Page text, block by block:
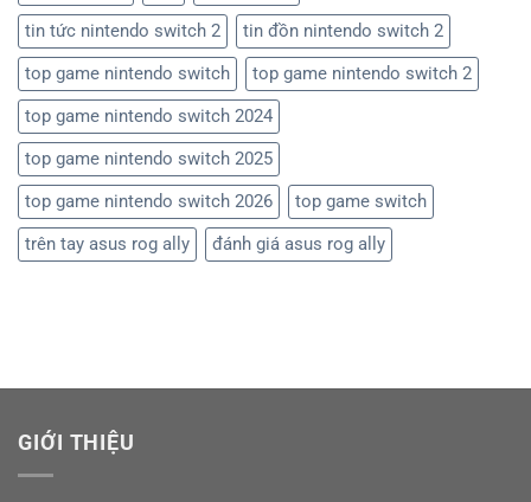
tin tức nintendo switch 2
tin đồn nintendo switch 2
top game nintendo switch
top game nintendo switch 2
top game nintendo switch 2024
top game nintendo switch 2025
top game nintendo switch 2026
top game switch
trên tay asus rog ally
đánh giá asus rog ally
GIỚI THIỆU